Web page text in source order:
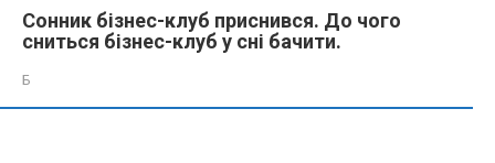
Сонник бізнес-клуб приснився. До чого
сниться бізнес-клуб у сні бачити.
Б